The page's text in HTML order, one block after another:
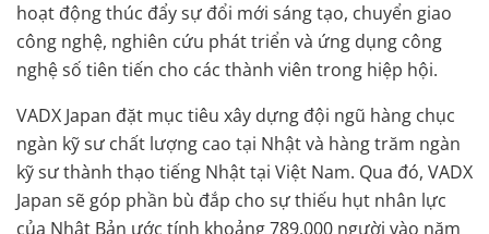
hoạt động thúc đẩy sự đổi mới sáng tạo, chuyển giao
công nghệ, nghiên cứu phát triển và ứng dụng công
nghệ số tiên tiến cho các thành viên trong hiệp hội.
VADX Japan đặt mục tiêu xây dựng đội ngũ hàng chục
ngàn kỹ sư chất lượng cao tại Nhật và hàng trăm ngàn
kỹ sư thành thạo tiếng Nhật tại Việt Nam. Qua đó, VADX
Japan sẽ góp phần bù đắp cho sự thiếu hụt nhân lực
của Nhật Bản ước tính khoảng 789.000 người vào năm